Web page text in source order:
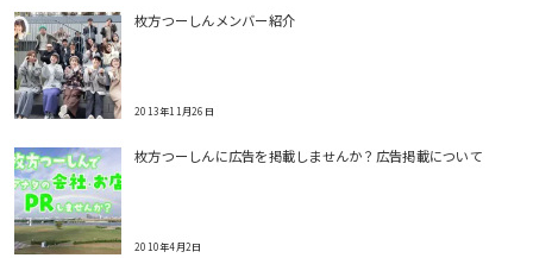
枚方つーしんメンバー紹介
2013年11月26日
枚方つーしんに広告を掲載しませんか？広告掲載について
2010年4月2日